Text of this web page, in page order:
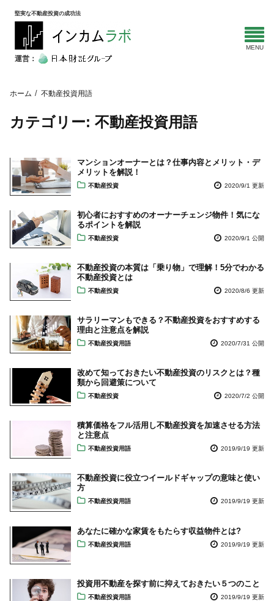
堅実な不動産投資の成功法
運営：
ホーム 不動産投資用語
カテゴリー: 不動産投資用語
マンションオーナーとは？仕事内容とメリット・デ
メリットを解説！
不動産投資 2020/9/1 更新
初心者におすすめのオーナーチェンジ物件！気にな
るポイントを解説
不動産投資 2020/9/1 公開
不動産投資の本質は「乗り物」で理解！5分でわかる
不動産投資とは
不動産投資 2020/8/6 更新
サラリーマンもできる？不動産投資をおすすめする
理由と注意点を解説
不動産投資用語 2020/7/31 公開
改めて知っておきたい不動産投資のリスクとは？種
類から回避策について
不動産投資 2020/7/2 公開
積算価格をフル活用し不動産投資を加速させる方法
と注意点
不動産投資用語 2019/9/19 更新
不動産投資に役立つイールドギャップの意味と使い
方
不動産投資用語 2019/9/19 更新
あなたに確かな家賃をもたらす収益物件とは?
不動産投資用語 2019/9/19 更新
投資用不動産を探す前に抑えておきたい５つのこと
不動産投資用語 2019/9/19 更新